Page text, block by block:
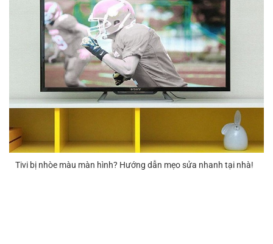
Cánh Quạt
dàn lạnh
2 HP
350.000 –
1.250.000
06-12 tháng
Cánh quạt
dàn nóng
1 HP
250.000 –
500.000
06-12 tháng
Cánh quạt
dàn nóng
1.5
HP
300.000 –
700.000
06-12 tháng
Cánh quạt
dàn nóng
2 HP
350.000 –
900.000
06-12 tháng
Tivi bị nhòe màu màn hình? Hướng dẫn mẹo sửa nhanh tại nhà!